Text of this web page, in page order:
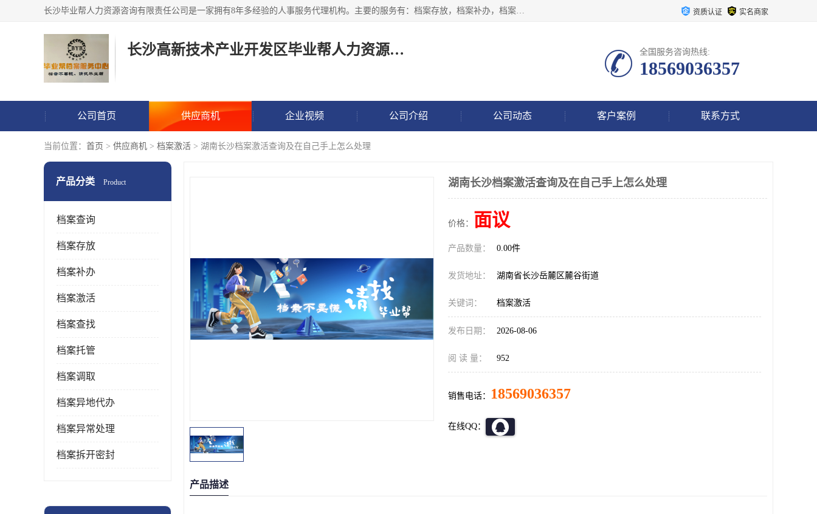
长沙毕业帮人力资源咨询有限责任公司是一家拥有8年多经验的人事服务代理机构。主要的服务有：档案存放，档案补办，档案激活，档案查询，档案查找，档案托管，档案调取，档案异地代办，档案异常处理 等；提供毕业档案处理、人事档案服务、商务代理代办、个人档案等服务，同时办事过程全程与客户沟通，确保真实、安全、可靠！ 资质认证 实名商家
长沙高新技术产业开发区毕业帮人力资源咨询有限责任公司 全国服务咨询热线:
18569036357
公司首页 供应商机 企业视频 公司介绍 公司动态 客户案例 联系方式
当前位置： 首页 > 供应商机 > 档案激活 > 湖南长沙档案激活查询及在自己手上怎么处理
产品分类 Product
档案查询
档案存放
档案补办
档案激活
档案查找
档案托管
档案调取
档案异地代办
档案异常处理
档案拆开密封
湖南长沙档案激活查询及在自己手上怎么处理
价格： 面议
产品数量： 0.00件
发货地址： 湖南省长沙岳麓区麓谷街道
关键词： 档案激活
发布日期： 2026-08-06
阅 读 量： 952
销售电话： 18569036357
在线QQ：
产品描述